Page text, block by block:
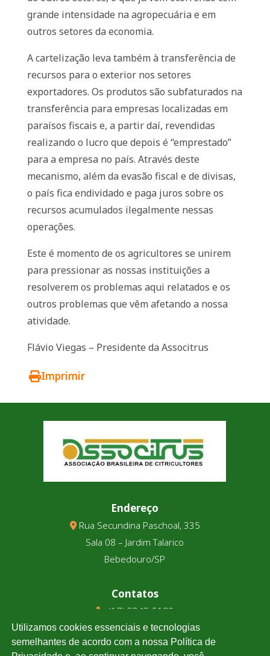
grande intensidade na agropecuária e em
outros setores da economia.
A cartelização leva também à transferência de
recursos para o exterior nos setores
exportadores. Os produtos são subfaturados na
transferência para empresas localizadas em
paraísos fiscais e, a partir daí, revendidas
realizando o lucro que depois é “emprestado”
para a empresa no país. Através deste
mecanismo, além da evasão fiscal e de divisas,
o país fica endividado e paga juros sobre os
recursos acumulados ilegalmente nessas
operações.
Este é momento de os agricultores se unirem
para pressionar as nossas instituições a
resolverem os problemas aqui relatados e os
outros problemas que vêm afetando a nossa
atividade.
Flávio Viegas – Presidente da Associtrus
Imprimir
Endereço
Rua Secundina Paschoal, 335
Sala 08 – Jardim Talarico
Bebedouro/SP
Contatos
(17) 3343-5180
(17) 99123-9831
Utilizamos cookies essenciais e tecnologias
semelhantes de acordo com a nossa Política de